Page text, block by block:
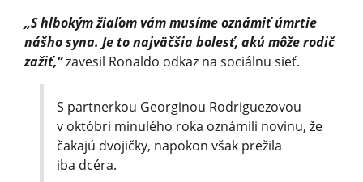
„S hlbokým žiaľom vám musíme oznámiť úmrtie
nášho syna. Je to najväčšia bolesť, akú môže rodič
zažiť,“zavesil Ronaldo odkaz na sociálnu sieť.
S partnerkou Georginou Rodriguezovou
v októbri minulého roka oznámili novinu, že
čakajú dvojičky, napokon však prežila
iba dcéra.